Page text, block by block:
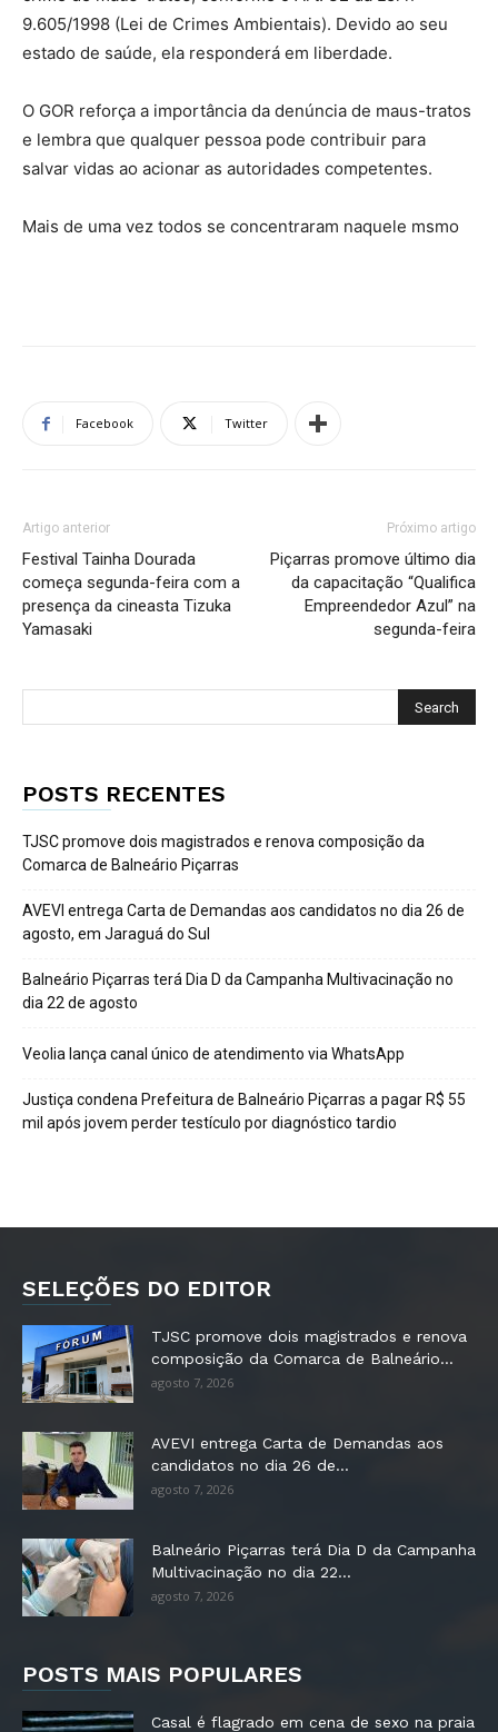
9.605/1998 (Lei de Crimes Ambientais). Devido ao seu
estado de saúde, ela responderá em liberdade.
O GOR reforça a importância da denúncia de maus-tratos
e lembra que qualquer pessoa pode contribuir para
salvar vidas ao acionar as autoridades competentes.
Mais de uma vez todos se concentraram naquele msmo
Facebook Twitter
Artigo anterior
Festival Tainha Dourada
começa segunda-feira com a
presença da cineasta Tizuka
Yamasaki
Próximo artigo
Piçarras promove último dia
da capacitação “Qualifica
Empreendedor Azul” na
segunda-feira
POSTS RECENTES
TJSC promove dois magistrados e renova composição da
Comarca de Balneário Piçarras
AVEVI entrega Carta de Demandas aos candidatos no dia 26 de
agosto, em Jaraguá do Sul
Balneário Piçarras terá Dia D da Campanha Multivacinação no
dia 22 de agosto
Veolia lança canal único de atendimento via WhatsApp
Justiça condena Prefeitura de Balneário Piçarras a pagar R$ 55
mil após jovem perder testículo por diagnóstico tardio
SELEÇÕES DO EDITOR
TJSC promove dois magistrados e renova
composição da Comarca de Balneário...
agosto 7, 2026
AVEVI entrega Carta de Demandas aos
candidatos no dia 26 de...
agosto 7, 2026
Balneário Piçarras terá Dia D da Campanha
Multivacinação no dia 22...
agosto 7, 2026
POSTS MAIS POPULARES
Casal é flagrado em cena de sexo na praia